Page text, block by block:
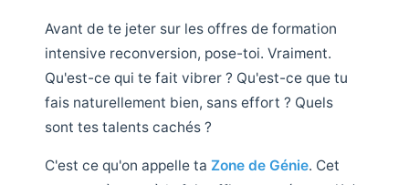
Avant de te jeter sur les offres de formation
intensive reconversion, pose-toi. Vraiment.
Qu'est-ce qui te fait vibrer ? Qu'est-ce que tu
fais naturellement bien, sans effort ? Quels
sont tes talents cachés ?
C'est ce qu'on appelle ta Zone de Génie. Cet